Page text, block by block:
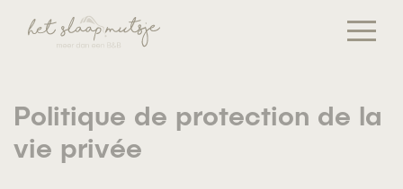
Politique de protection de la
vie privée